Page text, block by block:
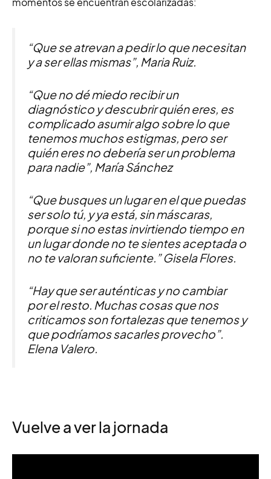
“Que se atrevan a pedir lo que necesitan
y a ser ellas mismas”, Maria Ruiz.
“Que no dé miedo recibir un
diagnóstico y descubrir quién eres, es
complicado asumir algo sobre lo que
tenemos muchos estigmas, pero ser
quién eres no debería ser un problema
para nadie”, María Sánchez
“Que busques un lugar en el que puedas
ser solo tú, y ya está, sin máscaras,
porque si no estas invirtiendo tiempo en
un lugar donde no te sientes aceptada o
no te valoran suficiente.” Gisela Flores.
“Hay que ser auténticas y no cambiar
por el resto. Muchas cosas que nos
criticamos son fortalezas que tenemos y
que podríamos sacarles provecho”.
Elena Valero.
Vuelve a ver la jornada